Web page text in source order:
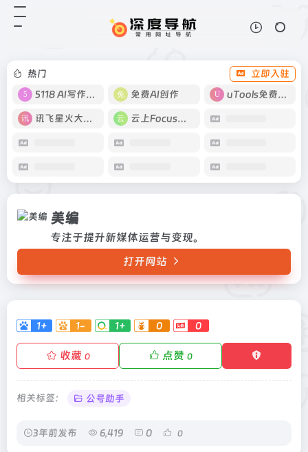
热门
立即入驻
5118 AI写作工具
免费AI创作 uTools免费工具箱
讯飞星火大模型 云上Focus接码
美编
专注于提升新媒体运营与变现。
打开网站
1+ 1- 1+ 0 0
收藏 0 点赞 0
相关标签： 公号助手
3年前发布 6,419 0 0